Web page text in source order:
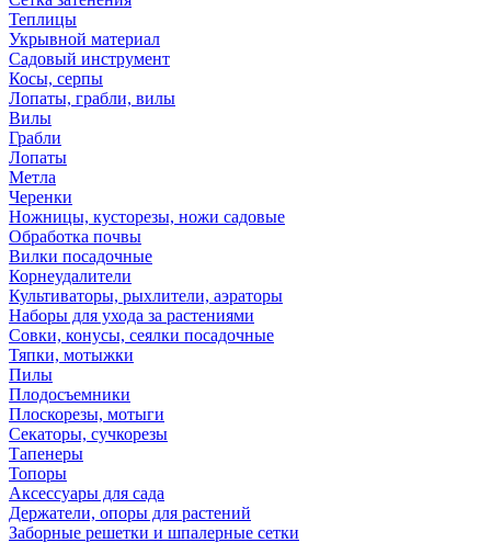
Теплицы
Укрывной материал
Садовый инструмент
Косы, серпы
Лопаты, грабли, вилы
Вилы
Грабли
Лопаты
Метла
Черенки
Ножницы, кусторезы, ножи садовые
Обработка почвы
Вилки посадочные
Корнеудалители
Культиваторы, рыхлители, аэраторы
Наборы для ухода за растениями
Совки, конусы, сеялки посадочные
Тяпки, мотыжки
Пилы
Плодосъемники
Плоскорезы, мотыги
Секаторы, сучкорезы
Тапенеры
Топоры
Аксессуары для сада
Держатели, опоры для растений
Заборные решетки и шпалерные сетки